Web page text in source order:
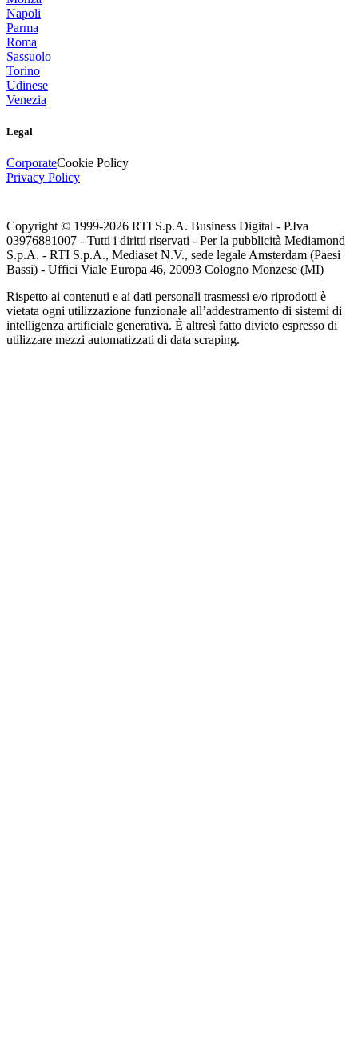
Napoli
Parma
Roma
Sassuolo
Torino
Udinese
Venezia
Legal
CorporateCookie Policy
Privacy Policy
Copyright © 1999-2026 RTI S.p.A. Business Digital - P.Iva
03976881007 - Tutti i diritti riservati - Per la pubblicità Mediamond
S.p.A. - RTI S.p.A., Mediaset N.V., sede legale Amsterdam (Paesi
Bassi) - Uffici Viale Europa 46, 20093 Cologno Monzese (MI)
Rispetto ai contenuti e ai dati personali trasmessi e/o riprodotti è
vietata ogni utilizzazione funzionale all’addestramento di sistemi di
intelligenza artificiale generativa. È altresì fatto divieto espresso di
utilizzare mezzi automatizzati di data scraping.